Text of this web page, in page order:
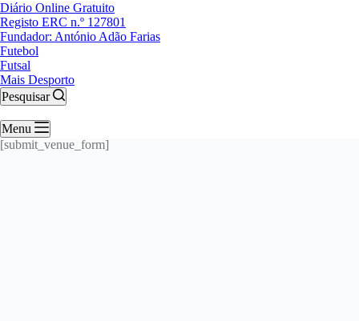
Diário Online Gratuito
Registo ERC n.º 127801
Fundador: António Adão Farias
Futebol
Futsal
Mais Desporto
Pesquisar
Menu
[submit_venue_form]